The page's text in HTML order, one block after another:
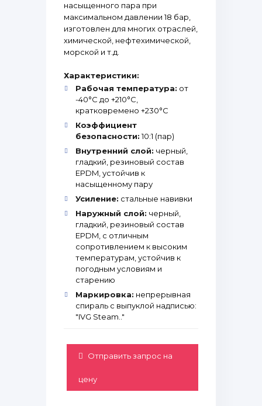
насыщенного пара при
максимальном давлении 18 бар,
изготовлен для многих отраслей,
химической, нефтехимической,
морской и т.д.
Характеристики:
Рабочая температура: от
-40°С до +210°С,
кратковремено +230°С
Коэффициент
безопасности:10:1 (пар)
Внутренний слой: черный,
гладкий, резиновый состав
EPDM, устойчив к
насыщенному пару
Усиление: стальные навивки
Наружный слой: черный,
гладкий, резиновый состав
EPDM, с отличным
сопротивлением к высоким
температурам, устойчив к
погодным условиям и
старению
Маркировка: непрерывная
спираль с выпуклой надписью:
"IVG Steam.."
Отправить запрос на
цену